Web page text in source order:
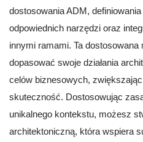
dostosowania ADM,
odpowiednich narzędzi oraz
innymi ramami. Ta
dopasować swoje działania
celów biznesowych,
skuteczność. Dostosowując
unikalnego kontekstu, możesz
architektoniczną, która wspiera